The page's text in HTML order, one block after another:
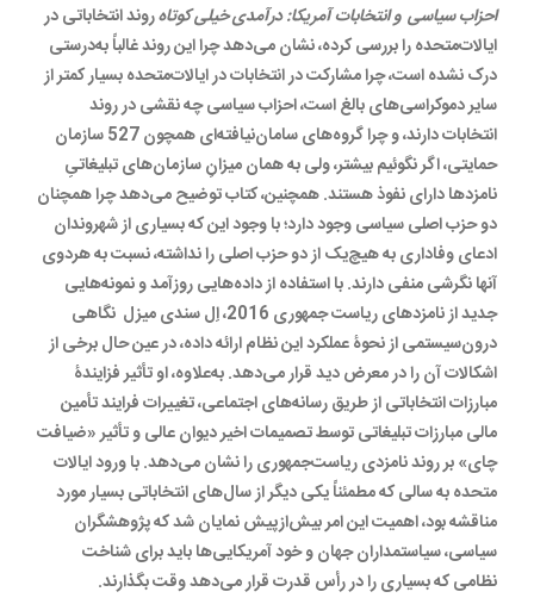
احزاب سیاسی و انتخابات آمریکا: درآمدی خیلی کوتاهروند انتخاباتی در
ایالات‌متحده را بررسی کرده، نشان می‌دهد چرا این روند غالباً به‌درستی
درک نشده است، چرا مشارکت در انتخابات در ایالات‌متحده بسیار کمتر از
سایر دموکراسی‌های بالغ است، احزاب سیاسی چه نقشی در روند
انتخابات دارند، و چرا گروه‌های سامان‌نیافته‌ای همچون 527 سازمان
حمایتی، اگر نگوئیم بیشتر، ولی به همان میزانِ سازمان‌های تبلیغاتیِ
نامزدها دارای نفوذ هستند. همچنین، کتاب توضیح می‌دهد چرا همچنان
دو حزب اصلی سیاسی وجود دارد؛ با وجود این که بسیاری از شهروندان
ادعای وفاداری به هیچ‌یک از دو حزب اصلی را نداشته، نسبت به هردوی
آنها نگرشی منفی دارند. با استفاده از داده‌هایی روزآمد و نمونه‌هایی
جدید از نامزدهای ریاست جمهوری 2016، اِل سندی میزل نگاهی
درون‌سیستمی از نحوۀ عملکرد این نظام ارائه داده، در عین حال برخی از
اشکالات آن را در معرض دید قرار می‌دهد. به‌علاوه، او تأثیر فزایندۀ
مبارزات انتخاباتی از طریق رسانه‌های اجتماعی، تغییرات فرایند تأمین
مالی مبارزات تبلیغاتی توسط تصمیمات اخیر دیوان عالی و تأثیر «ضیافت
چای» بر روند نامزدی ریاست‌جمهوری را نشان می‌دهد. با ورود ایالات
متحده به سالی که مطمئناً یکی دیگر از سال‌های انتخاباتی بسیار مورد
مناقشه بود، اهمیت این امر بیش‌ازپیش نمایان شد که پژوهشگران
سیاسی، سیاستمداران جهان و خود آمریکایی‌ها باید برای شناخت
نظامی که بسیاری را در رأس قدرت قرار می‌دهد وقت بگذارند.